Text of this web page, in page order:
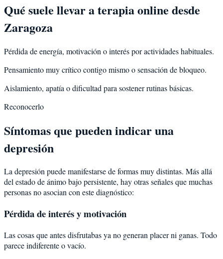
Qué suele llevar a terapia online desde
Zaragoza
Pérdida de energía, motivación o interés por actividades habituales.
Pensamiento muy crítico contigo mismo o sensación de bloqueo.
Aislamiento, apatía o dificultad para sostener rutinas básicas.
Reconocerlo
Síntomas que pueden indicar una
depresión
La depresión puede manifestarse de formas muy distintas. Más allá
del estado de ánimo bajo persistente, hay otras señales que muchas
personas no asocian con este diagnóstico:
Pérdida de interés y motivación
Las cosas que antes disfrutabas ya no generan placer ni ganas. Todo
parece indiferente o vacío.